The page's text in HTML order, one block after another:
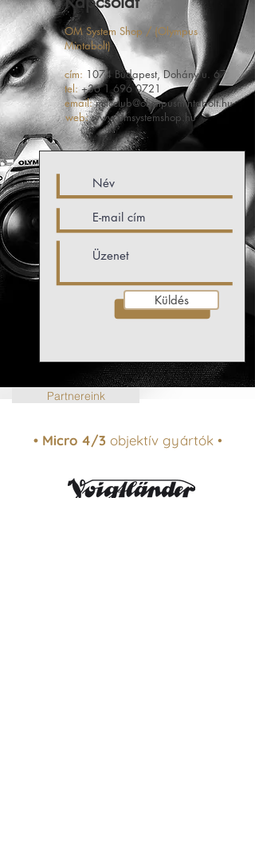
OM System Shop / (Olympus
Mintabolt)
cím: 1074 Budapest, Dohány u. 67
tel: +36 1 696 0721
email: milcclub@olympusmintabolt.hu
web: www.omsystemshop.hu
Küldés
Partnereink
• Micro 4/3objektív gyártók •